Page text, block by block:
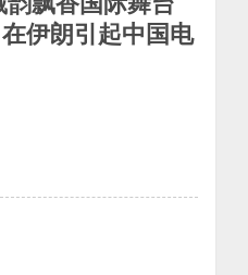
伊朗引起中国电